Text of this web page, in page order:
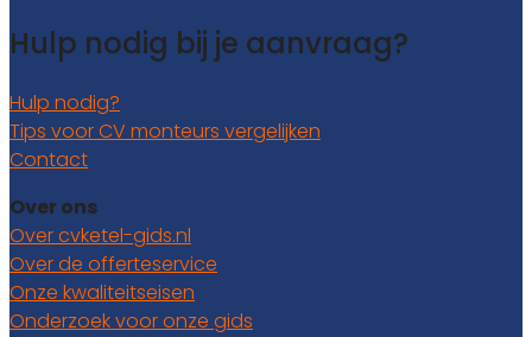
Hulp nodig bij je aanvraag?
Hulp nodig?
Tips voor CV monteurs vergelijken
Contact
Over ons
Over cvketel-gids.nl
Over de offerteservice
Onze kwaliteitseisen
Onderzoek voor onze gids